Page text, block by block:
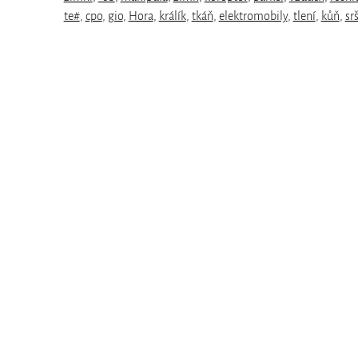
te#, cpo, gio, Hora králík, tkáň elektromobily, tlení, kůň